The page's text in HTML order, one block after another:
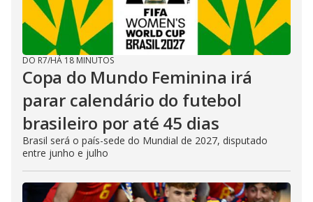
DO R7/HÁ 18 MINUTOS
Copa do Mundo Feminina irá
parar calendário do futebol
brasileiro por até 45 dias
Brasil será o país-sede do Mundial de 2027, disputado
entre junho e julho